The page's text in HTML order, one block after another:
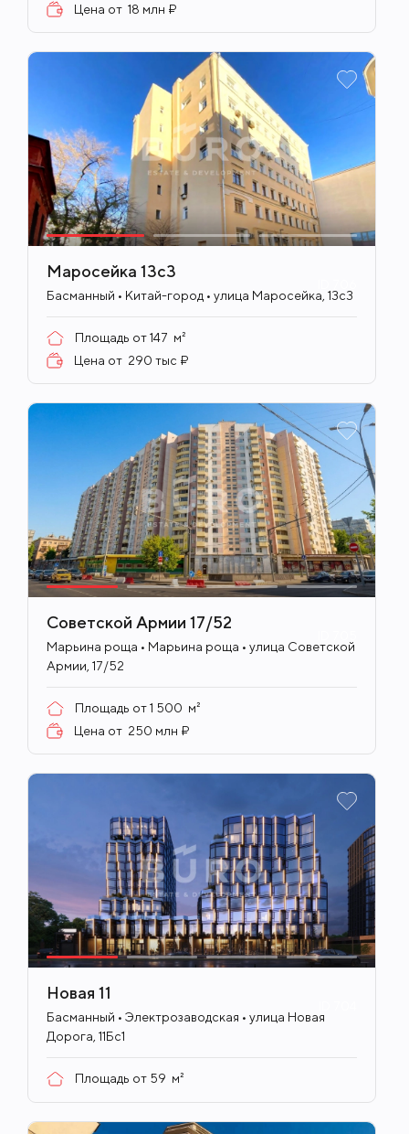
Цена от 18 млн ₽
Маросейка 13с3
Басманный • Китай-город • улица Маросейка, 13с3
Площадь от147 м²
Цена от 290 тыс ₽
Советской Армии 17/52
Марьина роща • Марьина роща • улица Советской
Армии, 17/52
Площадь от1 500 м²
Цена от 250 млн ₽
Новая 11
Басманный • Электрозаводская • улица Новая
Дорога, 11Бс1
Площадь от 59 м²